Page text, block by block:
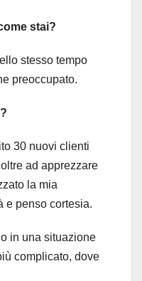
stai?
stesso tempo
preoccupato.
30 nuovi clienti
ad apprezzare
la mia
e penso cortesia.
in una situazione
complicato, dove